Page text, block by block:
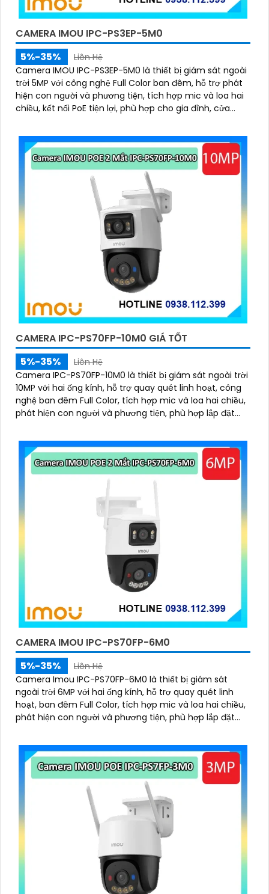
CAMERA IMOU IPC-PS3EP-5M0
5%-35%
Liên Hệ
Camera IMOU IPC-PS3EP-5M0 là thiết bị giám sát ngoài
trời 5MP với công nghệ Full Color ban đêm, hỗ trợ phát
hiện con người và phương tiện, tích hợp mic và loa hai
chiều, kết nối PoE tiện lợi, phù hợp cho gia đình, cửa
CAMERA IPC-PS70FP-10M0 GIÁ TỐT
5%-35%
Liên Hệ
Camera IPC-PS70FP-10M0 là thiết bị giám sát ngoài trời
10MP với hai ống kính, hỗ trợ quay quét linh hoạt, công
nghệ ban đêm Full Color, tích hợp mic và loa hai chiều,
phát hiện con người và phương tiện, phù hợp lắp đặt
CAMERA IMOU IPC-PS70FP-6M0
5%-35%
Liên Hệ
Camera Imou IPC-PS70FP-6M0 là thiết bị giám sát
ngoài trời 6MP với hai ống kính, hỗ trợ quay quét linh
hoạt, ban đêm Full Color, tích hợp mic và loa hai chiều,
phát hiện con người và phương tiện, phù hợp lắp đặt